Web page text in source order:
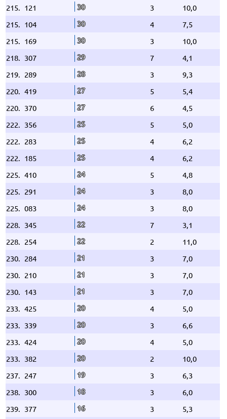
215. 121 30 3
10,0
215. 104 30 4
7,5
215. 169 30 3
10,0
218. 307 29 7
4,1
219. 289 28 3
9,3
220. 419 27 5
5,4
220. 370 27 6
4,5
222. 356 25 5
5,0
222. 283 25 4
6,2
222. 185 25 4
6,2
225. 410 24 5
4,8
225. 291 24 3
8,0
225. 083 24 3
8,0
228. 345 22 7
3,1
228. 254 22 2
11,0
230. 284 21 3
7,0
230. 210 21 3
7,0
230. 143 21 3
7,0
233. 425 20 4
5,0
233. 339 20 3
6,6
233. 424 20 4
5,0
233. 382 20 2
10,0
237. 247 19 3
6,3
238. 300 18 3
6,0
239. 377 16 3
5,3